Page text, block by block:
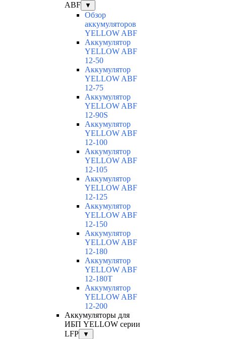
ABF ▼
Обзор
аккумуляторов
YELLOW ABF
Аккумулятор
YELLOW ABF
12-50
Аккумулятор
YELLOW ABF
12-75
Аккумулятор
YELLOW ABF
12-90S
Аккумулятор
YELLOW ABF
12-100
Аккумулятор
YELLOW ABF
12-105
Аккумулятор
YELLOW ABF
12-125
Аккумулятор
YELLOW ABF
12-150
Аккумулятор
YELLOW ABF
12-180
Аккумулятор
YELLOW ABF
12-180Т
Аккумулятор
YELLOW ABF
12-200
Аккумуляторы для
ИБП YELLOW серии
LFP
▼